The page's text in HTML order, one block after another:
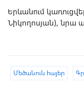
Երևանում
Նիկողոսյան), նրա
Մեծանուն հայեր